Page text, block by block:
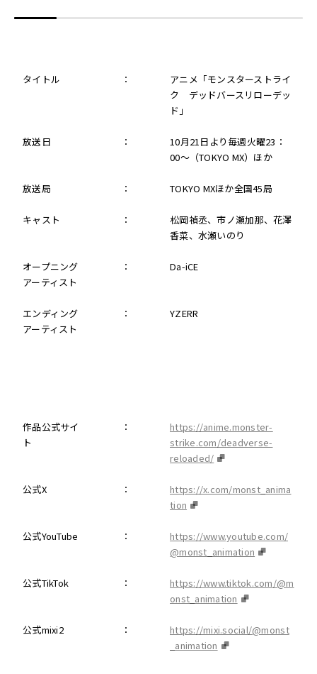
タイトル ：
アニメ「モンスターストライ
ク デッドバースリローデッ
ド」
放送日 ：
10月21日より毎週火曜23：
00～（TOKYO MX）ほか
放送局 ： TOKYO MXほか全国45局
キャスト ：
松岡禎丞、市ノ瀬加那、花澤
香菜、水瀬いのり
オープニング
アーティスト
： Da-iCE
エンディング
アーティスト
： YZERR
作品公式サイ
ト
：
https://anime.monster-
strike.com/deadverse-
reloaded/
公式X ：
https://x.com/monst_anima
tion
公式YouTube ：
https://www.youtube.com/
@monst_animation
公式TikTok ：
https://www.tiktok.com/@m
onst_animation
公式mixi2 ：
https://mixi.social/@monst
_animation